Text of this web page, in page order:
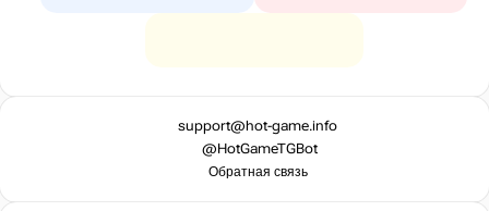
support@hot-game.info
@HotGameTGBot
Обратная связь